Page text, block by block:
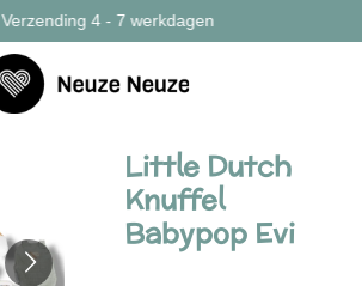
Verzending 4 - 7 werkdagen
Little Dutch
Knuffel
Babypop Evi